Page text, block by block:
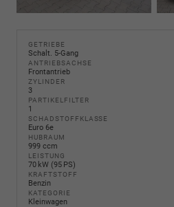
GETRIEBE
Schalt. 5-Gang
ANTRIEBSACHSE
Frontantrieb
ZYLINDER
3
PARTIKELFILTER
1
SCHADSTOFFKLASSE
Euro 6e
HUBRAUM
999 ccm
LEISTUNG
70 kW (95 PS)
KRAFTSTOFF
Benzin
KATEGORIE
Kleinwagen